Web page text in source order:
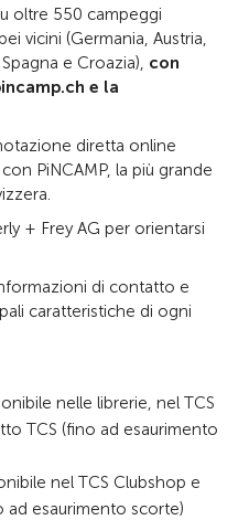
oltre 550 campeggi
vicini (Germania, Austria,
e Croazia), con
e la
diretta online
PiNCAMP, la più grande
+ Frey AG per orientarsi
di contatto e
caratteristiche di ogni
nelle librerie, nel TCS
TCS (fino ad esaurimento
nel TCS Clubshop e
ad esaurimento scorte)